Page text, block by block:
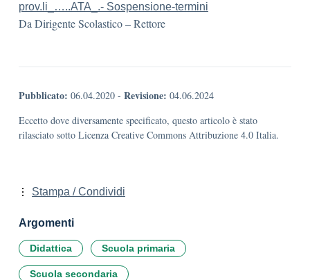
prov.li_…..ATA_.- Sospensione-termini
Da Dirigente Scolastico – Rettore
Pubblicato: 06.04.2020 - Revisione: 04.06.2024
Eccetto dove diversamente specificato, questo articolo è stato
rilasciato sotto Licenza Creative Commons Attribuzione 4.0 Italia.
Stampa / Condividi
Argomenti
Didattica Scuola primaria
Scuola secondaria